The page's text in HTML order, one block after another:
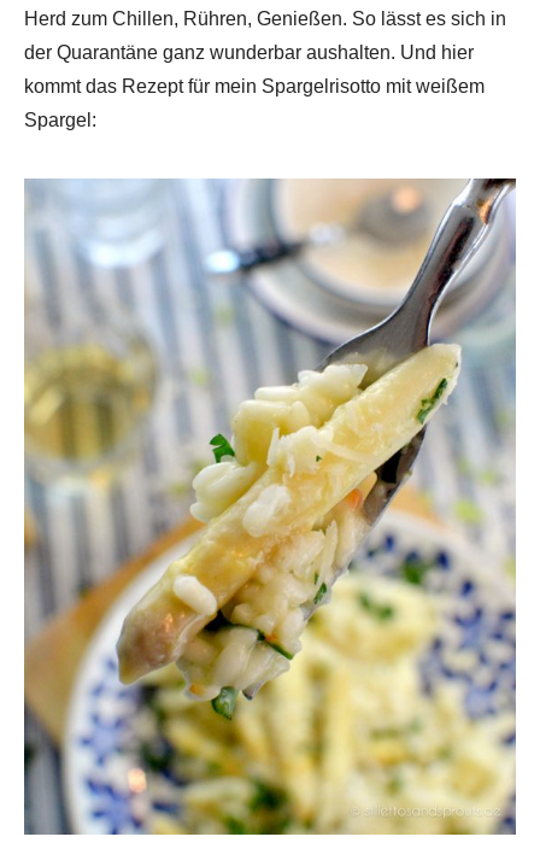
Herd zum Chillen, Rühren, Genießen. So lässt es sich in
der Quarantäne ganz wunderbar aushalten. Und hier
kommt das Rezept für mein Spargelrisotto mit weißem
Spargel: